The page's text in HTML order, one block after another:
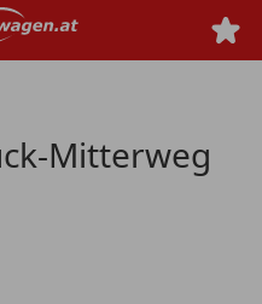
Mitterweg